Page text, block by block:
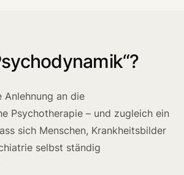
Anlehnung an die
Psychotherapie – und zugleich ein
sich Menschen, Krankheitsbilder
selbst ständig